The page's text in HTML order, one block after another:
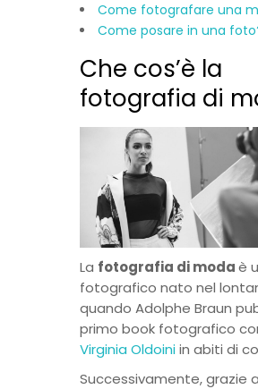
Come fotografare una
Come posare in una
Che cos’è la
fotografia di
La fotografia di modaè
fotografico nato nel
quando Adolphe Braun
primo book fotografico
Virginia Oldoiniin abiti di
Successivamente, grazie